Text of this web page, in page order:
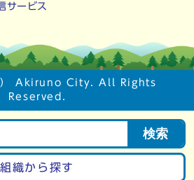
検索
組織から探す
サービス
Akiruno City. All Rights
Reserved.